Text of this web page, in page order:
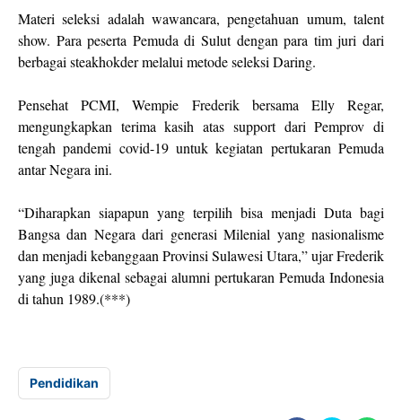
Materi seleksi adalah wawancara, pengetahuan umum, talent
show. Para peserta Pemuda di Sulut dengan para tim juri dari
berbagai steakhokder melalui metode seleksi Daring.
Pensehat PCMI, Wempie Frederik bersama Elly Regar,
mengungkapkan terima kasih atas support dari Pemprov di
tengah pandemi covid-19 untuk kegiatan pertukaran Pemuda
antar Negara ini.
“Diharapkan siapapun yang terpilih bisa menjadi Duta bagi
Bangsa dan Negara dari generasi Milenial yang nasionalisme
dan menjadi kebanggaan Provinsi Sulawesi Utara,” ujar Frederik
yang juga dikenal sebagai alumni pertukaran Pemuda Indonesia
di tahun 1989.(***)
Pendidikan